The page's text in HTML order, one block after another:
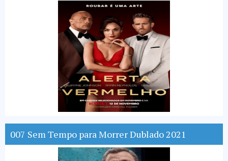
007 Sem Tempo para Morrer Dublado 2021